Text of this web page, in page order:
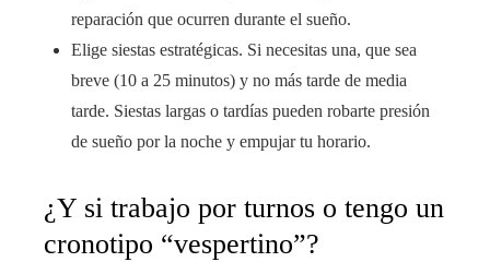
reparación que ocurren durante el sueño.
Elige siestas estratégicas. Si necesitas una, que sea
breve (10 a 25 minutos) y no más tarde de media
tarde. Siestas largas o tardías pueden robarte presión
de sueño por la noche y empujar tu horario.
¿Y si trabajo por turnos o tengo un
cronotipo “vespertino”?